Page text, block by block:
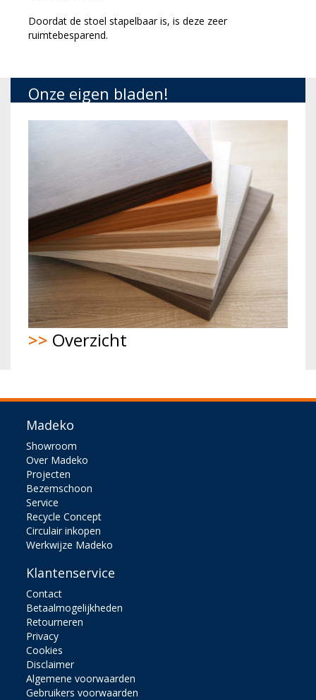
Doordat de stoel stapelbaar is, is deze zeer
ruimtebesparend.
Onze eigen bladen!
>> Overzicht
Madeko
Showroom
Over Madeko
Projecten
Bezemschoon
Service
Recycle Concept
Circulair inkopen
Werkwijze Madeko
Klantenservice
Contact
Betaalmogelijkheden
Retourneren
Privacy
Cookies
Disclaimer
Algemene voorwaarden
Gebruikers voorwaarden